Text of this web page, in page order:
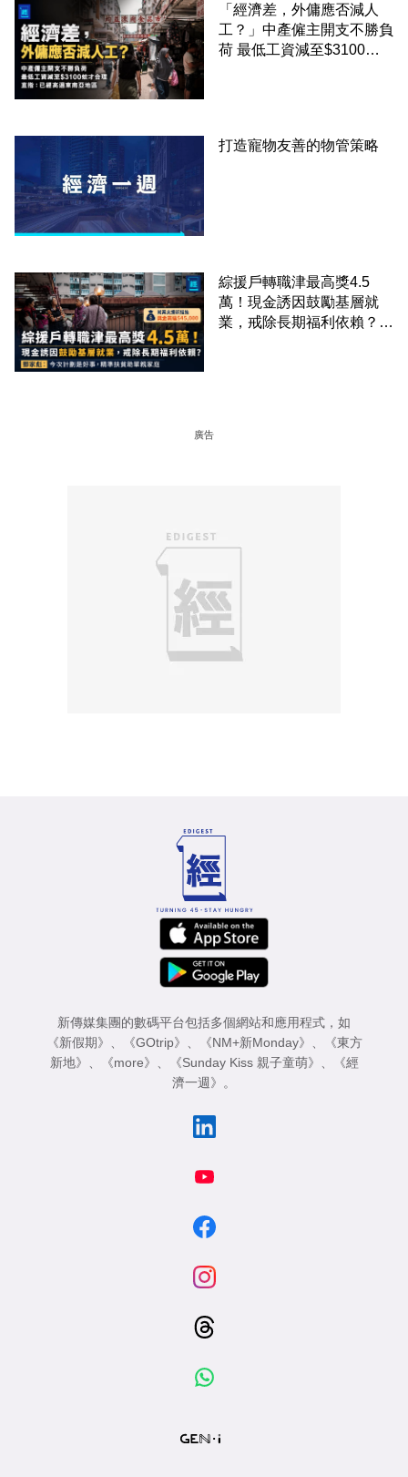
「經濟差，外傭應否減人
工？」中產僱主開支不勝負
荷 最低工資減至$3100蚊
打造寵物友善的物管策略
綜援戶轉職津最高獎4.5
萬！現金誘因鼓勵基層就
業，戒除長期福利依賴？鄧
廣告
新傳媒集團的數碼平台包括多個網站和應用程式，如
《新假期》
《GOtrip》 《NM+新Monday》
《東方
新地》
《more》 《Sunday Kiss 親子童萌》
《經
濟一週》
。